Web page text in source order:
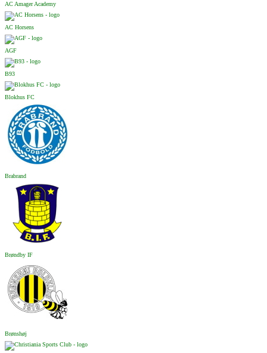
AC Amager Academy
AC Horsens
AGF
B93
Blokhus FC
Brabrand
Brøndby IF
Brønshøj